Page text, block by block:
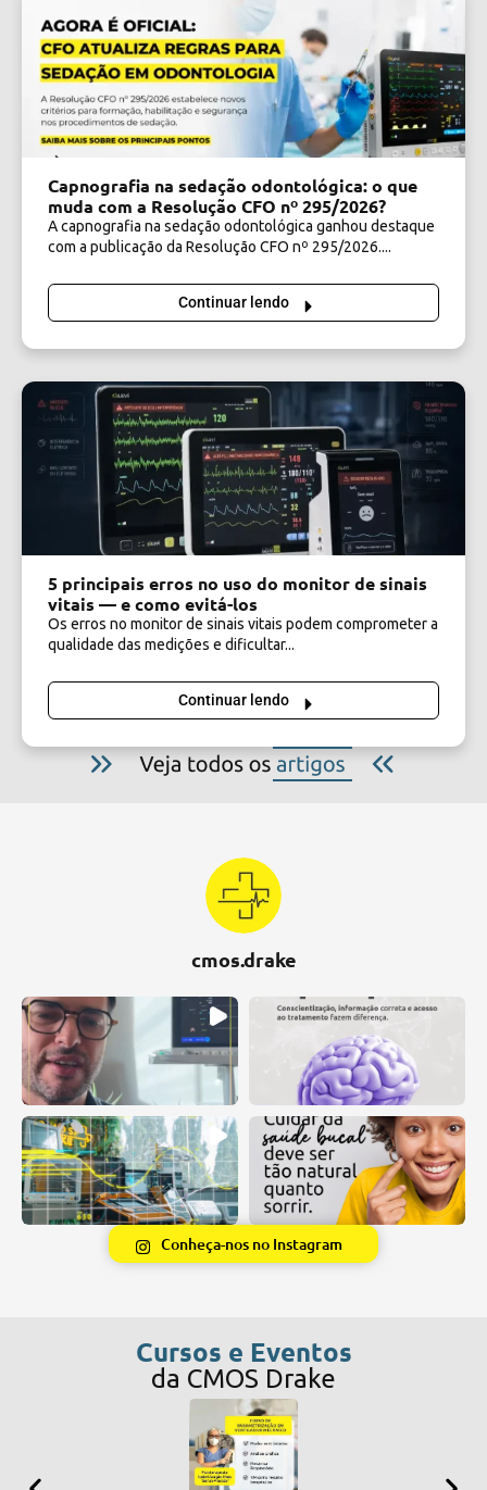
Capnografia na sedação odontológica: o que
muda com a Resolução CFO nº 295/2026?
A capnografia na sedação odontológica ganhou destaque
com a publicação da Resolução CFO nº 295/2026....
Continuar lendo
5 principais erros no uso do monitor de sinais
vitais — e como evitá-los
Os erros no monitor de sinais vitais podem comprometer a
qualidade das medições e dificultar...
Continuar lendo
cmos.drake
Conheça-nos no Instagram
Cursos e Eventos
da CMOS Drake